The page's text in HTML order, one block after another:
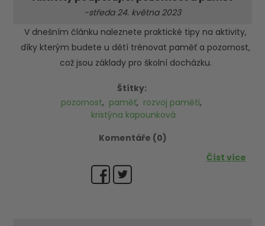
-středa 24. května 2023
V dnešním článku naleznete praktické tipy na aktivity,
díky kterým budete u dětí trénovat paměť a pozornost,
což jsou základy pro školní docházku.
Štítky:
pozornost, paměť, rozvoj paměti,
kristýna kapounková
Komentáře (0)
Číst více